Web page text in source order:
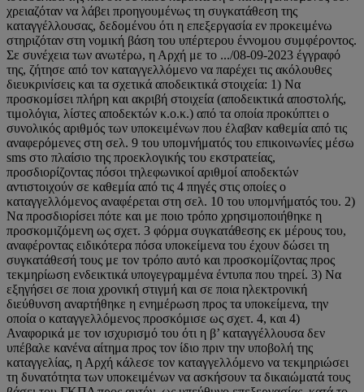
χρειαζόταν να λάβει προηγουμένως τη συγκατάθεση της
καταγγέλλουσας, δεδομένου ότι η επεξεργασία εν προκειμένω
στηριζόταν στη νομική βάση του υπέρτερου έννομου συμφέροντος.
Σε συνέχεια των ανωτέρω, η Αρχή με το .../08-09-2023 έγγραφό
της, ζήτησε από τον καταγγελλόμενο να παρέχει τις ακόλουθες
διευκρινίσεις και τα σχετικά αποδεικτικά στοιχεία: 1) Να
προσκομίσει πλήρη και ακριβή στοιχεία (αποδεικτικά αποστολής,
τιμολόγια, λίστες αποδεκτών κ.ο.κ.) από τα οποία προκύπτει ο
συνολικός αριθμός των υποκειμένων που έλαβαν καθεμία από τις
αναφερόμενες στη σελ. 9 του υπομνήματός του επικοινωνίες μέσω
sms στο πλαίσιο της προεκλογικής του εκστρατείας,
προσδιορίζοντας πόσοι τηλεφωνικοί αριθμοί αποδεκτών
αντιστοιχούν σε καθεμία από τις 4 πηγές στις οποίες ο
καταγγελλόμενος αναφέρεται στη σελ. 10 του υπομνήματός του. 2)
Να προσδιορίσει πότε και με ποιο τρόπο χρησιμοποιήθηκε η
προσκομιζόμενη ως σχετ. 3 φόρμα συγκατάθεσης εκ μέρους του,
αναφέροντας ειδικότερα πόσα υποκείμενα του έχουν δώσει τη
συγκατάθεσή τους με τον τρόπο αυτό και προσκομίζοντας προς
τεκμηρίωση ενδεικτικά υπογεγραμμένα έντυπα που τηρεί. 3) Να
εξηγήσει σε ποια χρονική στιγμή και σε ποια ηλεκτρονική
διεύθυνση αναρτήθηκε η ενημέρωση προς τα υποκείμενα, την
οποία ο καταγγελλόμενος προσκόμισε ως σχετ. 4, και 4)
Αναφορικά με τον ισχυρισμό του ότι η β’ καταγγέλλουσα δεν
υπέβαλε κανένα αίτημα προς τον ίδιο πριν την υποβολή της
καταγγελίας, η Αρχή κάλεσε τον καταγγελλόμενο να τεκμηριώσει
τη δυνατότητα των υποκειμένων να ασκήσουν τα δικαιώματά τους